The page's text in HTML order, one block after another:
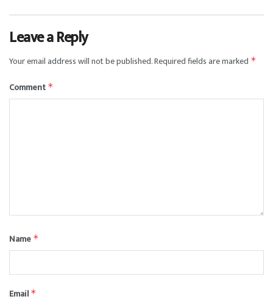
Leave a Reply
Your email address will not be published.Required fields are marked *
Comment *
Name *
Email *